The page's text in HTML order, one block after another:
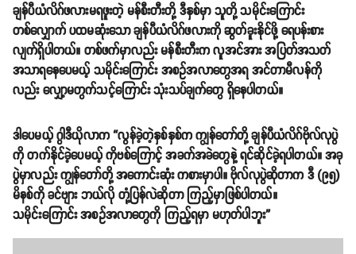
ချန်ပီယံလိဂ်ဖလားမရဖူးတဲ့ မန်စီးတီးတို့ ဒီနှစ်မှာ သူတို့ သမိုင်းကြောင်း
တစ်လျှောက် ပထမဆုံးသော ချန်ပီယံလိဂ်ဖလားကို ဆွတ်ခူးနိုင်ဖို့ ရေပန်းစား
လျက်ရှိပါတယ်။ တစ်ဖက်မှာလည်း မန်စီးတီးက လူအင်အား အပြတ်အသတ်
အသာရနေပေမယ့် သမိုင်းကြောင်း အစဥ်အလာတွေအရ အင်တာမီလန်ကို
လည်း လျှော့မတွက်သင့်ကြောင်း သုံးသပ်ချက်တွေ ရှိနေပါတယ်။
ဒါပေမယ့် ဂွါဒီယိုလာက “လွန်ခဲ့တဲ့နှစ်နှစ်က ကျွန်တော်တို့ ချန်ပီယံလိဂ်ဗိုလ်လုပွဲ
ကို တက်နိုင်ခဲ့ပေမယ့် ကိုဗစ်ကြောင့် အခက်အခဲတွေနဲ့ ရင်ဆိုင်ခဲ့ရပါတယ်။ အခု
ပွဲမှာလည်း ကျွန်တော်တို့ အကောင်းဆုံး ကစားမှာပါ။ ဗိုလ်လုပွဲဆိုတာက ဒီ (၉၅)
မိနစ်ကို ခင်ဗျား ဘယ်လို တုံ့ပြန်လဲဆိုတာ ကြည့်မှာဖြစ်ပါတယ်။
သမိုင်းကြောင်း အစဥ်အလာတွေကို ကြည့်ရမှာ မဟုတ်ပါဘူး”